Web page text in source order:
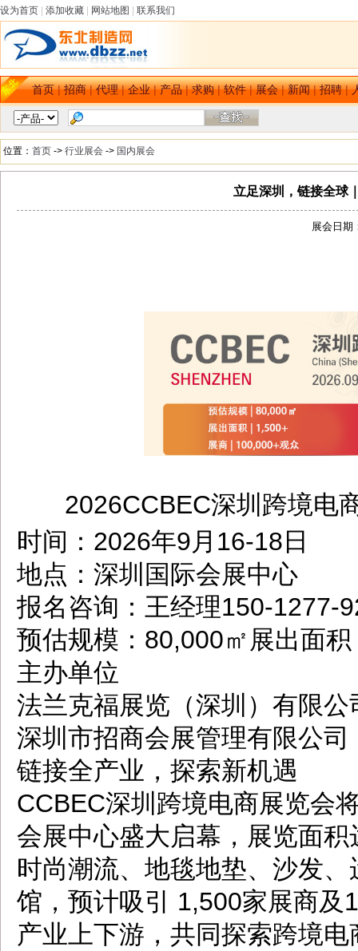
设为首页 添加收藏 网站地图 联系我们
首页|招商|代理|企业|产品|求购|软件|展会|新闻|招聘|
位置： 首页 -> 行业展会 -> 国内展会
立足深圳，链接全球
展会日期
2026CCBEC深圳跨境电
时间：2026年9月16-18日
地点：深圳国际会展中心
报名咨询：王经理150-1277-
预估规模：80,000㎡展出面
主办单位
法兰克福展览（深圳）有限公
深圳市招商会展管理有限公司
链接全产业，探索新机遇
CCBEC深圳跨境电商展览会
会展中心盛大启幕，展览面
时尚潮流、地毯地垫、沙发
馆，预计吸引 1,500家展商及
产业上下游，共同探索跨境